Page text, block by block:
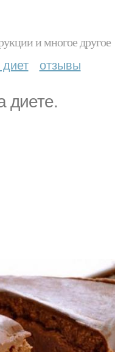
и многое другое
отзывы
диете.